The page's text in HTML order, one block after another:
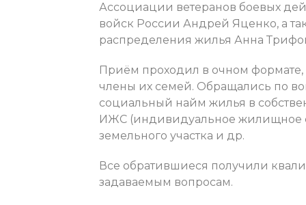
Ассоциации ветеранов боевых
войск России Андрей Яценко, а
распределения жилья Анна
Приём проходил в очном
члены их семей. Обращались по
социальный найм жилья в
ИЖС (индивидуальное жилищное
земельного участка и др.
Все обратившиеся получили
задаваемым вопросам.